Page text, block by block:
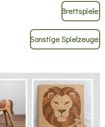
Brettspiele:
Sonstige Spielzeuge: